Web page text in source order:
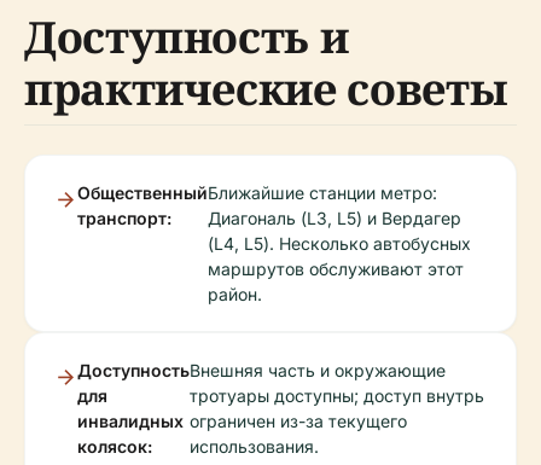
Доступность и
практические советы
Общественный
транспорт:
Ближайшие станции метро:
Диагональ (L3, L5) и Вердагер
(L4, L5). Несколько автобусных
маршрутов обслуживают этот
район.
Доступность
для
инвалидных
колясок:
Внешняя часть и окружающие
тротуары доступны; доступ внутрь
ограничен из-за текущего
использования.